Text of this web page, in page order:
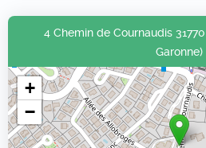
4 Chemin de Cournaudis
Garonne)
+
−